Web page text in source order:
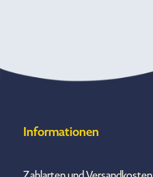
Informationen